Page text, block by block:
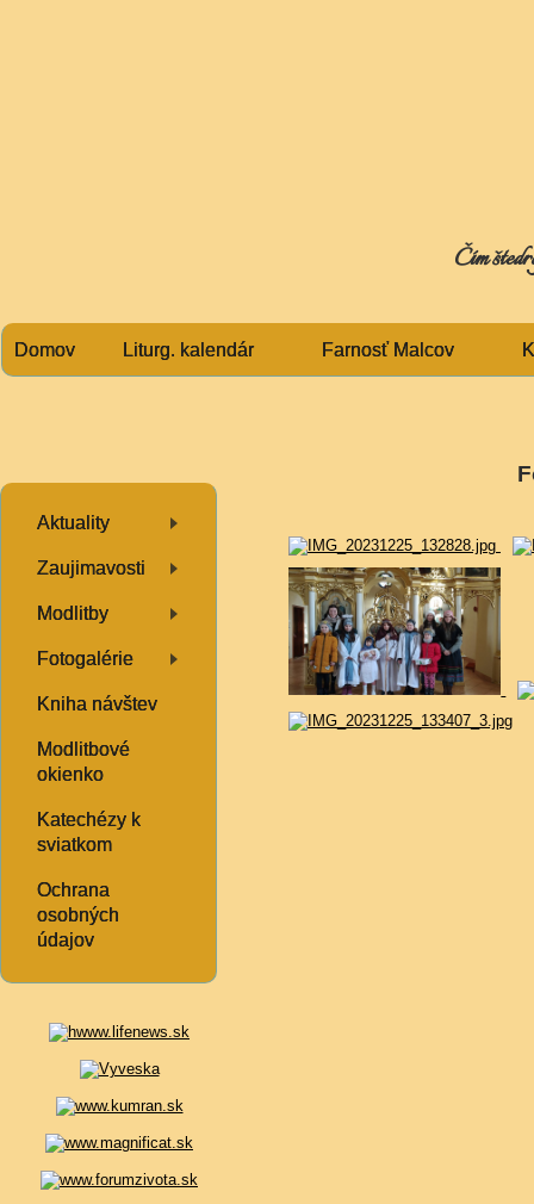
Čím
Domov Liturg. kalendár Farnosť Malcov
Aktuality
Zaujimavosti
Modlitby
Fotogalérie
Kniha návštev
Modlitbové
okienko
Katechézy k
sviatkom
Ochrana
osobných
údajov